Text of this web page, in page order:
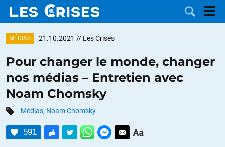
DOSSIERS
CATÉGORIES
MOTS CLÉS
MÉDIAS 21.10.2021 // Les Crises
Pour changer le monde, changer
nos médias – Entretien avec
Noam Chomsky
Médias, Noam Chomsky
591